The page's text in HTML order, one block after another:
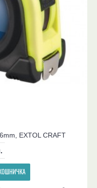
EXTOL CRAFT